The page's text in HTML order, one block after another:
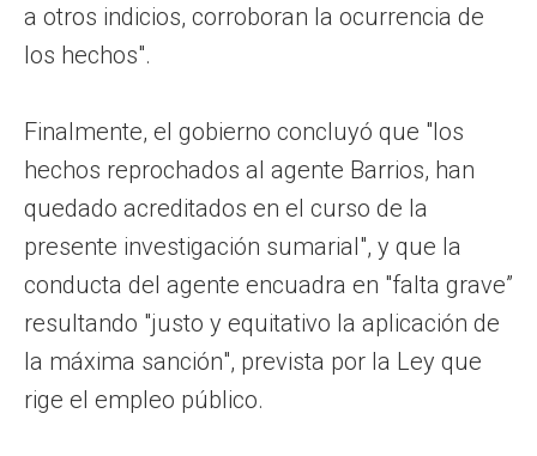
a otros indicios, corroboran la ocurrencia de
los hechos".
Finalmente, el gobierno concluyó que "los
hechos reprochados al agente Barrios, han
quedado acreditados en el curso de la
presente investigación sumarial", y que la
conducta del agente encuadra en "falta grave”
resultando "justo y equitativo la aplicación de
la máxima sanción", prevista por la Ley que
rige el empleo público.